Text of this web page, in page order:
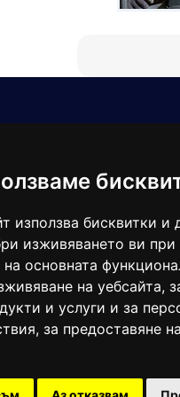
използва бисквитки и
изживяването ви
основната
на уебсайта,
и услуги и за
, за предоставяне
за ISSN) под номер: ISSN